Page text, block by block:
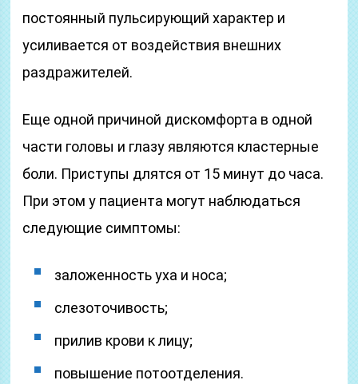
постоянный пульсирующий характер и
усиливается от воздействия внешних
раздражителей.
Еще одной причиной дискомфорта в одной
части головы и глазу являются кластерные
боли. Приступы длятся от 15 минут до часа.
При этом у пациента могут наблюдаться
следующие симптомы:
заложенность уха и носа;
слезоточивость;
прилив крови к лицу;
повышение потоотделения.